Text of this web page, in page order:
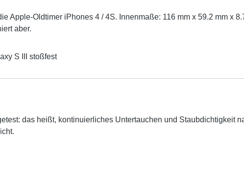
Apple-Oldtimer iPhones 4 / 4S. Innenmaße: 116 mm x 59.2 mm x
aber.
das heißt, kontinuierliches Untertauchen und Staubdichtigkeit